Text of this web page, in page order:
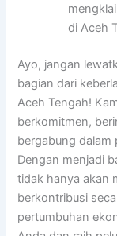
di Aceh
Ayo, jangan
bagian dari
Aceh Tengah!
berkomitmen,
bergabung dalam
Dengan menjadi
tidak hanya akan
berkontribusi
pertumbuhan